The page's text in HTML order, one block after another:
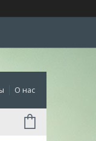
О нас